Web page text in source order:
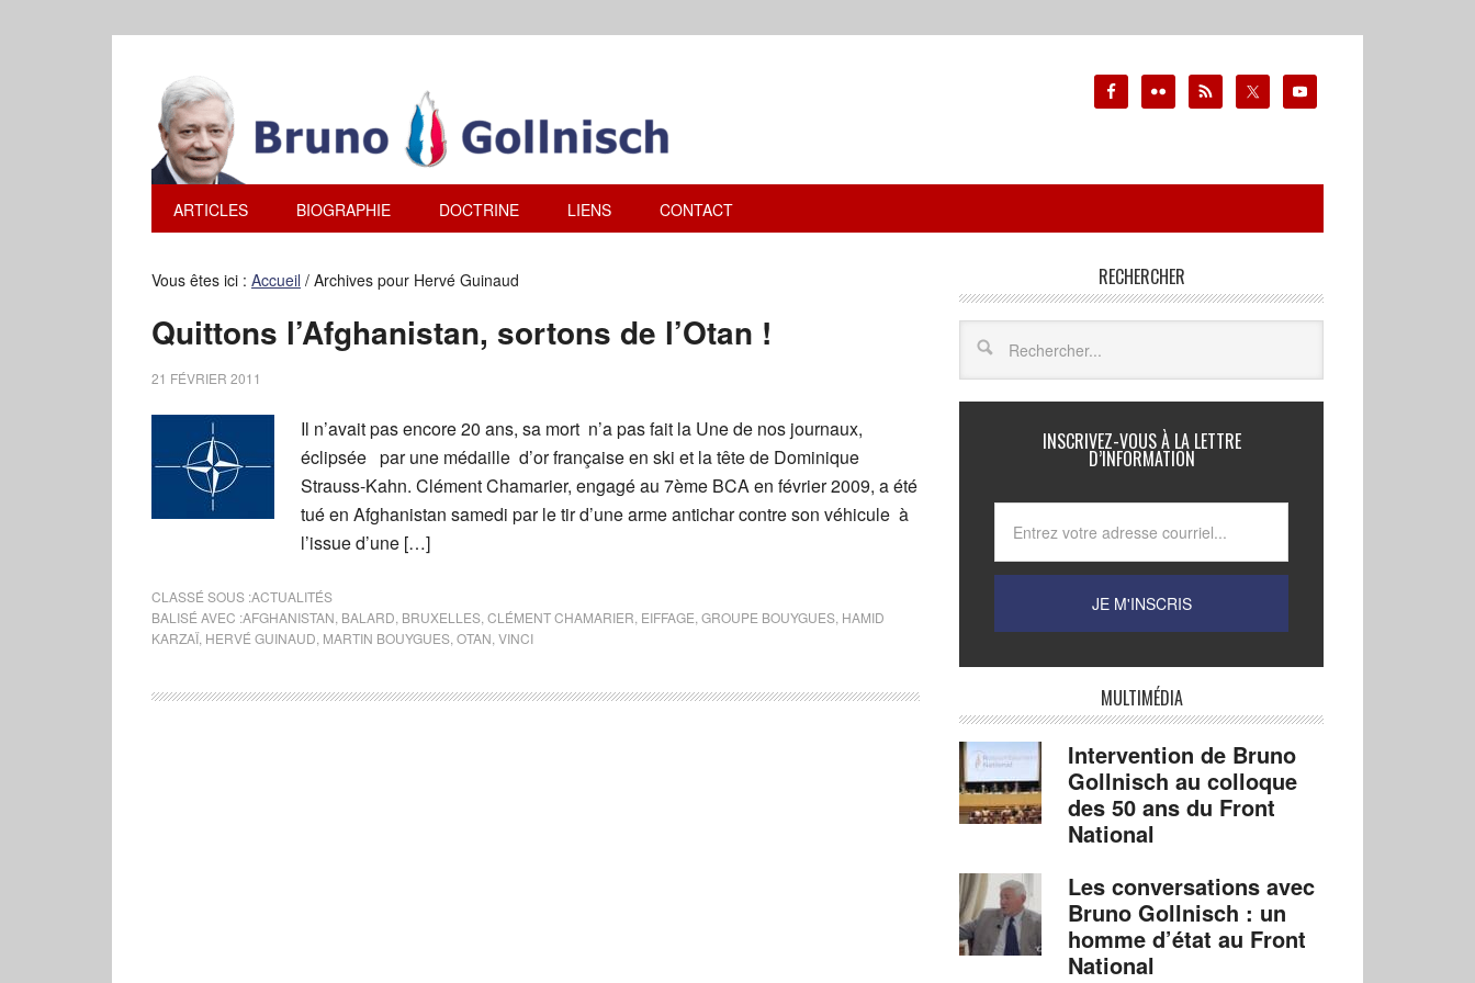
ARTICLES BIOGRAPHIE DOCTRINE LIENS CONTACT
Vous êtes ici : Accueil / Archives pour Hervé Guinaud
Quittons l’Afghanistan, sortons de l’Otan !
21 FÉVRIER 2011
Il n’avait pas encore 20 ans, sa mort n’a pas fait la Une de nos journaux,
éclipsée par une médaille d’or française en ski et la tête de Dominique
Strauss-Kahn. Clément Chamarier, engagé au 7ème BCA en février 2009, a été
tué en Afghanistan samedi par le tir d’une arme antichar contre son véhicule à
l’issue d’une […]
CLASSÉ SOUS :ACTUALITÉS
BALISÉ AVEC :AFGHANISTAN BALARD BRUXELLES CLÉMENT CHAMARIER EIFFAGE GROUPE BOUYGUES HAMID
KARZAÏ, HERVÉ GUINAUD MARTIN BOUYGUES OTAN VINCI
RECHERCHER
INSCRIVEZ-VOUS À LA LETTRE
D’INFORMATION
MULTIMÉDIA
Intervention de Bruno
Gollnisch au colloque
des 50 ans du Front
National
Les conversations avec
Bruno Gollnisch : un
homme d’état au Front
National